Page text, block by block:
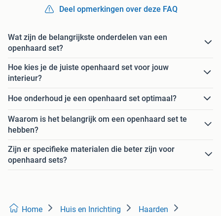
Deel opmerkingen over deze FAQ
Wat zijn de belangrijkste onderdelen van een
openhaard set?
Hoe kies je de juiste openhaard set voor jouw
interieur?
Hoe onderhoud je een openhaard set optimaal?
Waarom is het belangrijk om een openhaard set te
hebben?
Zijn er specifieke materialen die beter zijn voor
openhaard sets?
Home Huis en Inrichting Haarden